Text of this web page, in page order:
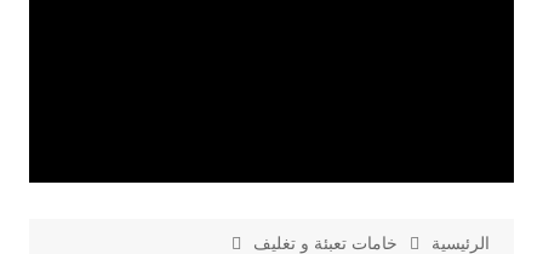
الرئيسية
خامات تعبئة و تغليف